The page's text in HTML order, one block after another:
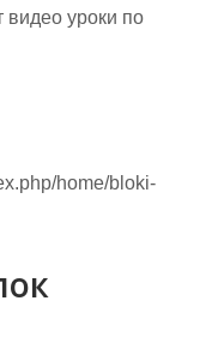
видео уроки по
home/bloki-